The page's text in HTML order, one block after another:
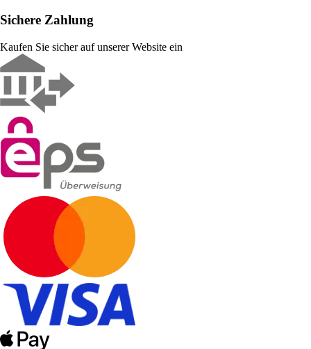
Sichere Zahlung
Kaufen Sie sicher auf unserer Website ein